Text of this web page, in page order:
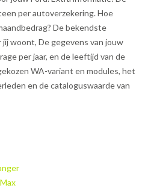
per autoverzekering. Hoe
De bekendste
woont, De gegevens van jouw
per jaar, en de leeftijd van de
WA-variant en modules, het
en de cataloguswaarde van